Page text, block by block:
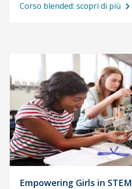
Corso blended: scopri di più
Empowering Girls in STEM